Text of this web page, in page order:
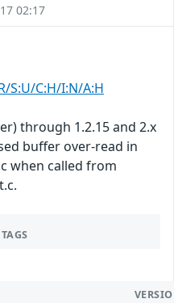
02:17
S:U/C:H/I:N/A:H
through 1.2.15 and 2.x
buffer over-read in
when called from
TAGS